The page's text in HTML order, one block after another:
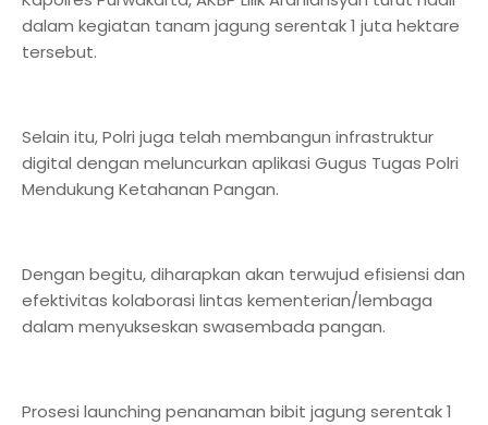
dalam kegiatan tanam jagung serentak 1 juta hektare
tersebut.
Selain itu, Polri juga telah membangun infrastruktur
digital dengan meluncurkan aplikasi Gugus Tugas Polri
Mendukung Ketahanan Pangan.
Dengan begitu, diharapkan akan terwujud efisiensi dan
efektivitas kolaborasi lintas kementerian/lembaga
dalam menyukseskan swasembada pangan.
Prosesi launching penanaman bibit jagung serentak 1